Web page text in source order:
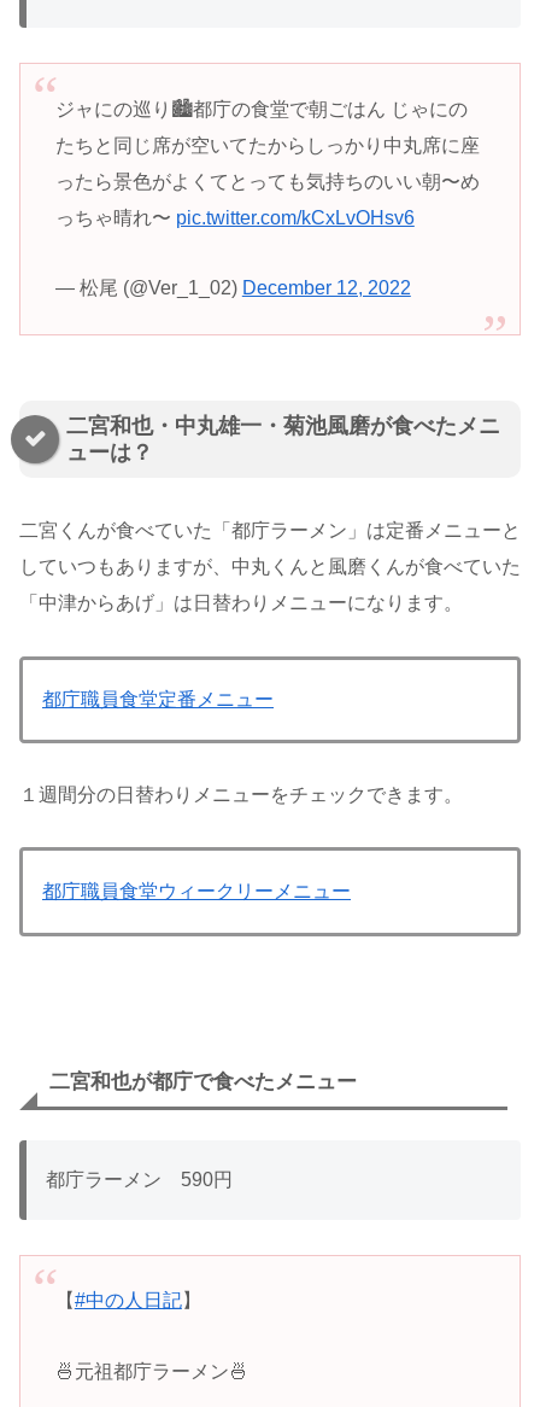
ジャにの巡り🏙️都庁の食堂で朝ごはん じゃにの
たちと同じ席が空いてたからしっかり中丸席に座
ったら景色がよくてとっても気持ちのいい朝〜め
っちゃ晴れ〜 pic.twitter.com/kCxLvOHsv6
— 松尾 (@Ver_1_02) December 12, 2022
二宮和也・中丸雄一・菊池風磨が食べたメニ
ューは？
二宮くんが食べていた「都庁ラーメン」は定番メニューと
していつもありますが、中丸くんと風磨くんが食べていた
「中津からあげ」は日替わりメニューになります。
都庁職員食堂定番メニュー
１週間分の日替わりメニューをチェックできます。
都庁職員食堂ウィークリーメニュー
二宮和也が都庁で食べたメニュー
都庁ラーメン 590円
【#中の人日記】
🍜元祖都庁ラーメン🍜